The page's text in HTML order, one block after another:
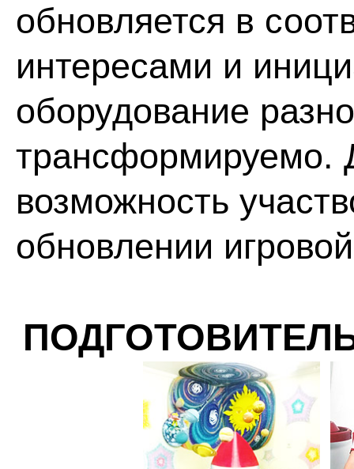
обновляется в
интересами и
оборудование
трансформируемо.
возможность
обновлении